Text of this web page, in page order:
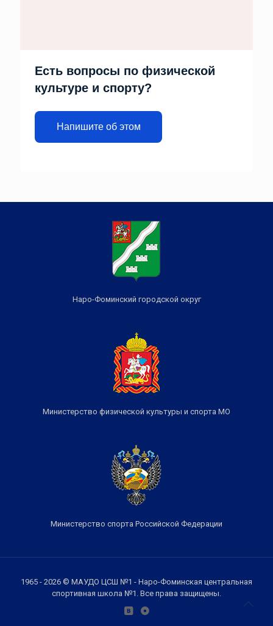
Есть вопросы по физической
культуре и спорту?
Напишите об этом
Наро-Фоминский городской округ
Министерство физической культуры и спорта МО
Министерство спорта Российской Федерации
1965 - 2026 © МАУДО ЦСШ №1 - Наро-Фоминская центральная
спортивная школа №1. Все права защищены.